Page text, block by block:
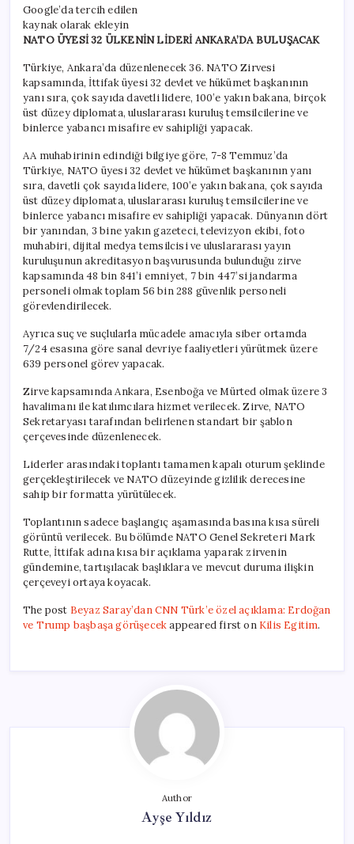
Google’da tercih edilen
kaynak olarak ekleyin
NATO ÜYESİ 32 ÜLKENİN LİDERİ ANKARA’DA BULUŞACAK
Türkiye, Ankara’da düzenlenecek 36. NATO Zirvesi
kapsamında, İttifak üyesi 32 devlet ve hükümet başkanının
yanı sıra, çok sayıda davetli lidere, 100’e yakın bakana, birçok
üst düzey diplomata, uluslararası kuruluş temsilcilerine ve
binlerce yabancı misafire ev sahipliği yapacak.
AA muhabirinin edindiği bilgiye göre, 7-8 Temmuz’da
Türkiye, NATO üyesi 32 devlet ve hükümet başkanının yanı
sıra, davetli çok sayıda lidere, 100’e yakın bakana, çok sayıda
üst düzey diplomata, uluslararası kuruluş temsilcilerine ve
binlerce yabancı misafire ev sahipliği yapacak. Dünyanın dört
bir yanından, 3 bine yakın gazeteci, televizyon ekibi, foto
muhabiri, dijital medya temsilcisi ve uluslararası yayın
kuruluşunun akreditasyon başvurusunda bulunduğu zirve
kapsamında 48 bin 841’i emniyet, 7 bin 447’si jandarma
personeli olmak toplam 56 bin 288 güvenlik personeli
görevlendirilecek.
Ayrıca suç ve suçlularla mücadele amacıyla siber ortamda
7/24 esasına göre sanal devriye faaliyetleri yürütmek üzere
639 personel görev yapacak.
Zirve kapsamında Ankara, Esenboğa ve Mürted olmak üzere 3
havalimanı ile katılımcılara hizmet verilecek. Zirve, NATO
Sekretaryası tarafından belirlenen standart bir şablon
çerçevesinde düzenlenecek.
Liderler arasındaki toplantı tamamen kapalı oturum şeklinde
gerçekleştirilecek ve NATO düzeyinde gizlilik derecesine
sahip bir formatta yürütülecek.
Toplantının sadece başlangıç aşamasında basına kısa süreli
görüntü verilecek. Bu bölümde NATO Genel Sekreteri Mark
Rutte, İttifak adına kısa bir açıklama yaparak zirvenin
gündemine, tartışılacak başlıklara ve mevcut duruma ilişkin
çerçeveyi ortaya koyacak.
The post Beyaz Saray’dan CNN Türk’e özel açıklama: Erdoğan
ve Trump başbaşa görüşecekappeared first on Kilis Egitim.
Author
Ayşe Yıldız